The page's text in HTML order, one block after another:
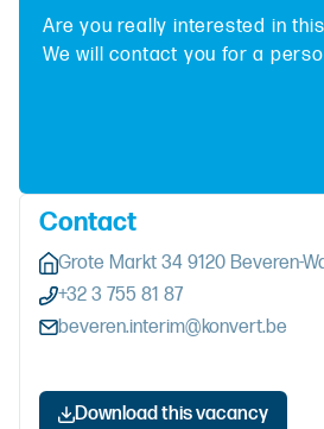
Are you really interested in
We will contact you for a
Contact
Grote Markt 34 9120 Beveren-
+32 3 755 81 87
beveren.interim@konvert.be
Download this vacancy